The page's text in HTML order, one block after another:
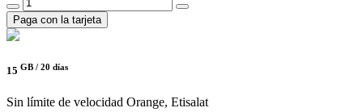
Paga con la tarjeta
15 GB / 20 días
Sin límite de velocidad Orange, Etisalat